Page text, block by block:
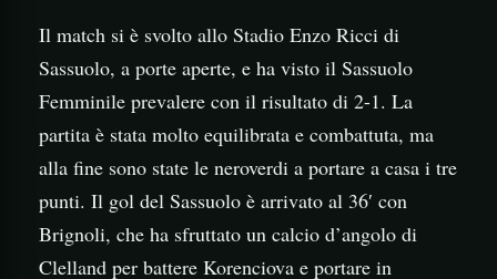
Il match si è svolto allo Stadio Enzo Ricci di
Sassuolo, a porte aperte, e ha visto il Sassuolo
Femminile prevalere con il risultato di 2-1. La
partita è stata molto equilibrata e combattuta, ma
alla fine sono state le neroverdi a portare a casa i tre
punti. Il gol del Sassuolo è arrivato al 36′ con
Brignoli, che ha sfruttato un calcio d’angolo di
Clelland per battere Korenciova e portare in